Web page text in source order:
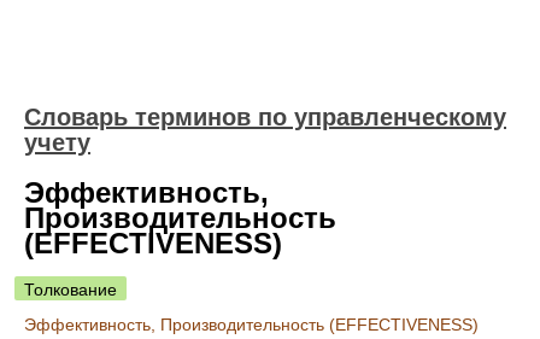
Словарь терминов по управленческому
учету
Эффективность,
Производительность
(EFFECTIVENESS)
Толкование
Эффективность, Производительность (EFFECTIVENESS)